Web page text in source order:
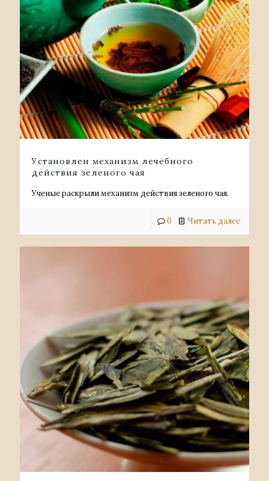
Установлен механизм лечебного
действия зеленого чая
Ученые раскрыли механизм действия зеленого чая.
0 Читать далее